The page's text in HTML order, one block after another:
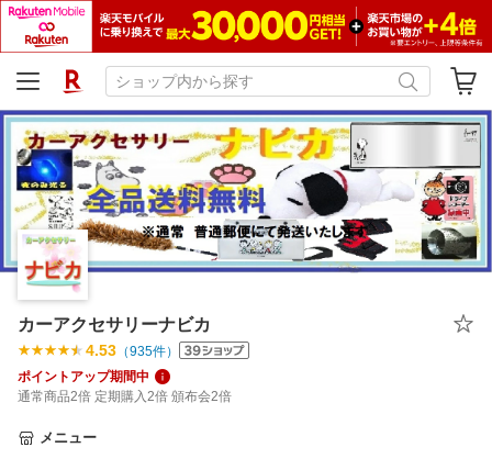
カーアクセサリーナビカ
4.53 （935件）
ポイントアップ期間中
通常商品2倍 定期購入2倍 頒布会2倍
メニュー